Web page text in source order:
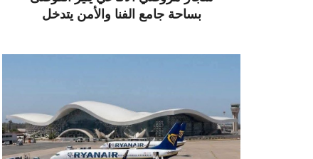
بساحة جامع الفنا والأمن يتدخل